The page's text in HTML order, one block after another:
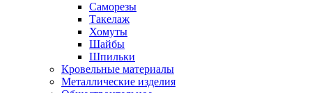
Саморезы
Такелаж
Хомуты
Шайбы
Шпильки
Кровельные материалы
Металлические изделия